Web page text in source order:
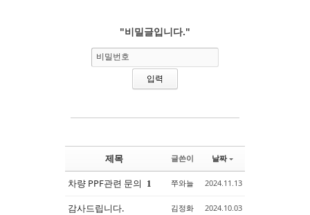
"비밀글입니다."
비밀번호
제목 글쓴이 날짜
차량 PPF관련 문의 1 쭈와늘 2024.11.13
감사드립니다. 김정화 2024.10.03
Sketchbook5, 스케치북5
Sketchbook5, 스케치북5